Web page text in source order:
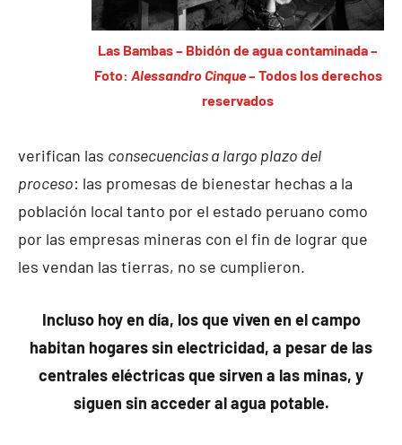
Las Bambas – Bbidón de agua contaminada –
Foto: Alessandro Cinque– Todos los derechos
reservados
verifican las consecuencias a largo plazo del
proceso: las promesas de bienestar hechas a la
población local tanto por el estado peruano como
por las empresas mineras con el fin de lograr que
les vendan las tierras, no se cumplieron.
Incluso hoy en día, los que viven en el campo
habitan hogares sin electricidad, a pesar de las
centrales eléctricas que sirven a las minas, y
siguen sin acceder al agua potable.